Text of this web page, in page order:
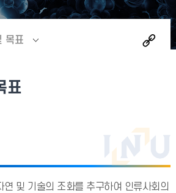
목표
표
연 및 기술의 조화를 추구하여 인류사회의